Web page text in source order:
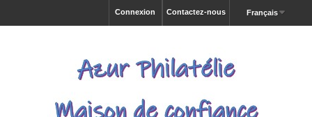
Français
Contactez-nous
Connexion